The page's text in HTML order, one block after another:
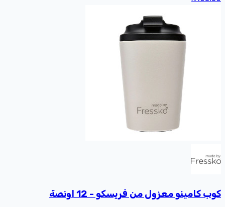
كوب كامينو معزول من فريسكو - 12 اونصة